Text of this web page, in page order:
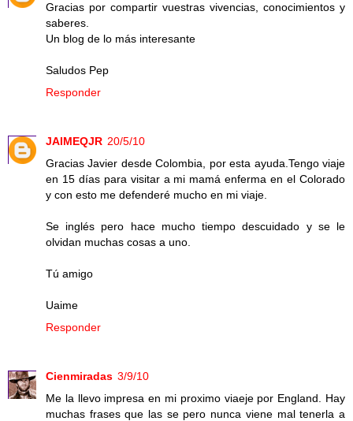
Gracias por compartir vuestras vivencias, conocimientos y
saberes.
Un blog de lo más interesante
Saludos Pep
Responder
JAIMEQJR 20/5/10
Gracias Javier desde Colombia, por esta ayuda.Tengo viaje
en 15 días para visitar a mi mamá enferma en el Colorado
y con esto me defenderé mucho en mi viaje.
Se inglés pero hace mucho tiempo descuidado y se le
olvidan muchas cosas a uno.
Tú amigo
Uaime
Responder
Cienmiradas 3/9/10
Me la llevo impresa en mi proximo viaeje por England. Hay
muchas frases que las se pero nunca viene mal tenerla a